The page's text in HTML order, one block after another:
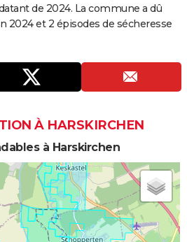
de 2024. La commune a dû
2024 et 2 épisodes de sécheresse
À HARSKIRCHEN
à Harskirchen